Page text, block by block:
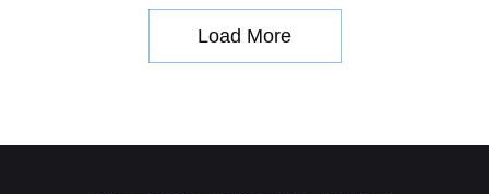
的页面。2.基于数据库技术下的静态页面，非常有利于搜索引
Load More